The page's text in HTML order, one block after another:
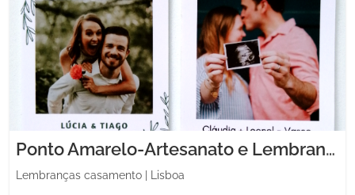
Ponto Amarelo-Artesanato e Lembranças Originais
Lembranças casamento Lisboa